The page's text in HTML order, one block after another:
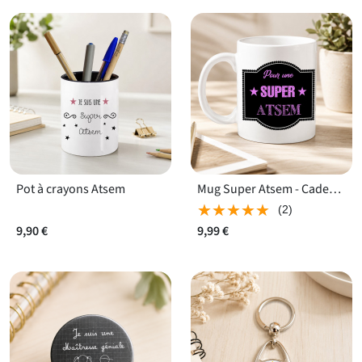
Pot à crayons Atsem
9,90 €
Mug Super Atsem - Cadeau humour remerciement
★★★★★
★★★★★ (2)
9,99 €